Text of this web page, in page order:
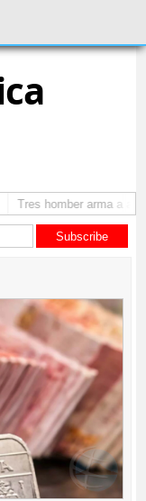
Tres homber arma a
Subscribe